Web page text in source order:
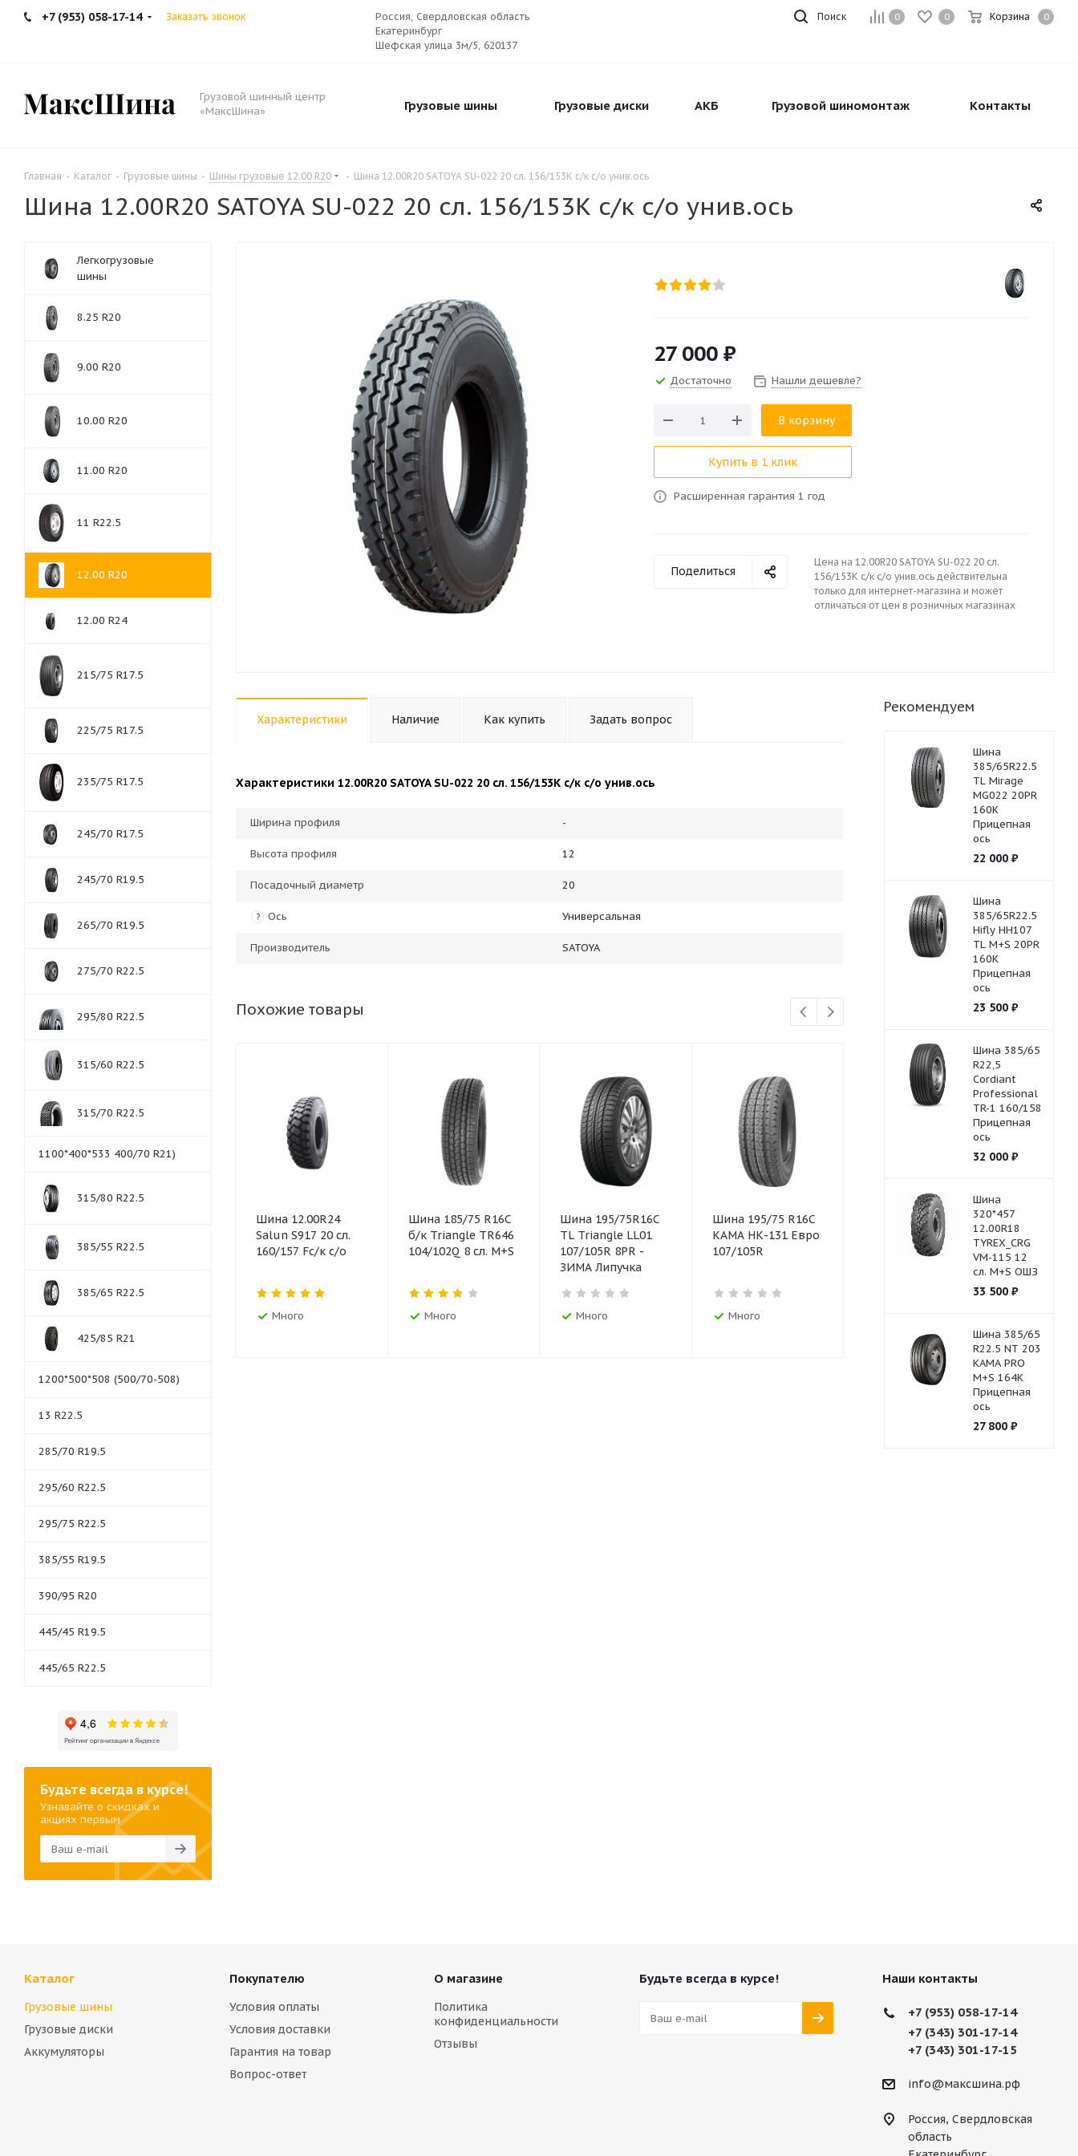
+7 (953) 058-17-14 Заказать звонок 0 0 Корзина 0
Россия, Свердловская область
Екатеринбург
Шефская улица 3м/5, 620137
Поиск
Грузовой шинный центр
«МаксШина»
Грузовые шины Грузовые диски АКБ Грузовой шиномонтаж Контакты
Главная - Каталог - Грузовые шины - Шины грузовые 12.00 R20 - Шина 12.00R20 SATOYA SU-022 20 cл. 156/153К с/к с/о унив.ось
Шина 12.00R20 SATOYA SU-022 20 cл. 156/153К с/к с/о унив.ось
27 000 ₽
Достаточно Нашли дешевле?
В корзину
Купить в 1 клик
Расширенная гарантия 1 год
Поделиться
Цена на 12.00R20 SATOYA SU-022 20 cл.
156/153К с/к с/о унив.ось действительна
только для интернет-магазина и может
отличаться от цен в розничных магазинах
Характеристики Наличие Как купить Задать вопрос
Характеристики 12.00R20 SATOYA SU-022 20 cл. 156/153К с/к с/о унив.ось
Ширина профиля -
Высота профиля 12
Посадочный диаметр 20
? Ось Универсальная
Производитель SATOYA
Похожие товары
Шина 12.00R24
Salun S917 20 сл.
160/157 Fс/к с/о
Много
Шина 185/75 R16C
б/к Triangle TR646
104/102Q 8 сл. M+S
Много
Шина 195/75R16С
TL Triangle LL01
107/105R 8PR -
ЗИМА Липучка
Много
Шина 195/75 R16С
КАМА НК-131 Евро
107/105R
Много
Шина 235/55 R17
б/к Cordiant SNOW
CROSS зимняя
б/к Кама-
121/120N
Рекомендуем
Шина
385/65R22.5
TL Mirage
MG022 20PR
160K
Прицепная
ось
22 000₽
Шина
385/65R22.5
Hifly HH107
TL M+S 20PR
160K
Прицепная
ось
23 500₽
Шина 385/65
R22,5
Cordiant
Professional
TR-1 160/158
Прицепная
ось
32 000₽
Шина
320*457
12.00R18
TYREX_CRG
VM-115 12
сл. M+S ОШЗ
33 500₽
Шина 385/65
R22.5 NT 203
KAMA PRO
M+S 164K
Прицепная
ось
27 800₽
Легкогрузовые
шины
8.25 R20
9.00 R20
10.00 R20
11.00 R20
11 R22.5
12.00 R20
12.00 R24
215/75 R17.5
225/75 R17.5
235/75 R17.5
245/70 R17.5
245/70 R19.5
265/70 R19.5
275/70 R22.5
295/80 R22.5
315/60 R22.5
315/70 R22.5
1100*400*533 400/70 R21)
315/80 R22.5
385/55 R22.5
385/65 R22.5
425/85 R21
1200*500*508 (500/70-508)
13 R22.5
285/70 R19.5
295/60 R22.5
295/75 R22.5
385/55 R19.5
390/95 R20
445/45 R19.5
445/65 R22.5
Будьте всегда в курсе!
Узнавайте о скидках и
акциях первым
Каталог
Грузовые шины
Грузовые диски
Аккумуляторы
Покупателю
Условия оплаты
Условия доставки
Гарантия на товар
Вопрос-ответ
О магазине
Политика
конфиденциальности
Отзывы
Будьте всегда в курсе! Наши контакты
+7 (953) 058-17-14
+7 (343) 301-17-14
+7 (343) 301-17-15
info@максшина.рф
Россия, Свердловская
область